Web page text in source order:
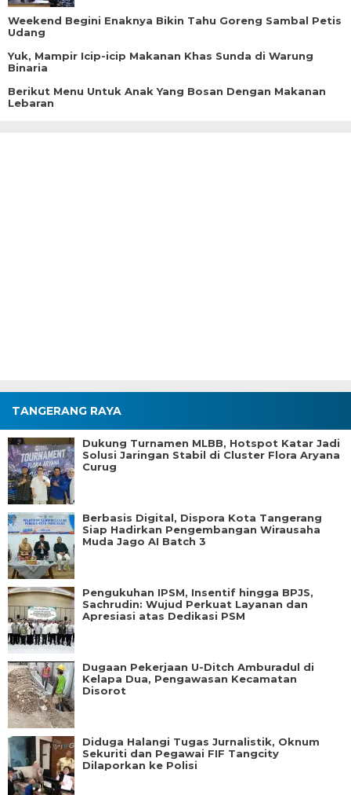
Weekend Begini Enaknya Bikin Tahu Goreng Sambal Petis
Udang
Yuk, Mampir Icip-icip Makanan Khas Sunda di Warung
Binaria
Berikut Menu Untuk Anak Yang Bosan Dengan Makanan
Lebaran
TANGERANG RAYA
Dukung Turnamen MLBB, Hotspot Katar Jadi
Solusi Jaringan Stabil di Cluster Flora Aryana
Curug
Berbasis Digital, Dispora Kota Tangerang
Siap Hadirkan Pengembangan Wirausaha
Muda Jago AI Batch 3
Pengukuhan IPSM, Insentif hingga BPJS,
Sachrudin: Wujud Perkuat Layanan dan
Apresiasi atas Dedikasi PSM
Dugaan Pekerjaan U-Ditch Amburadul di
Kelapa Dua, Pengawasan Kecamatan
Disorot
Diduga Halangi Tugas Jurnalistik, Oknum
Sekuriti dan Pegawai FIF Tangcity
Dilaporkan ke Polisi